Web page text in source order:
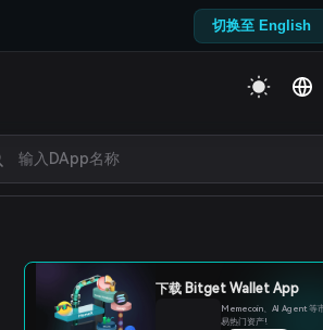
切换至 English
下载 Bitget Wallet App
Memecoin、Al Agent 等
易热门资产!